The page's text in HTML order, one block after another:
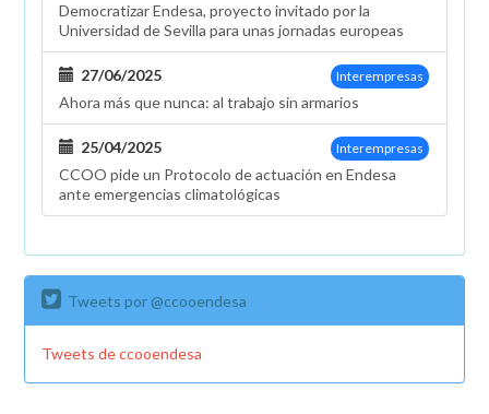
Democratizar Endesa, proyecto invitado por la
Universidad de Sevilla para unas jornadas europeas
Interempresas
27/06/2025
Ahora más que nunca: al trabajo sin armarios
Interempresas
25/04/2025
CCOO pide un Protocolo de actuación en Endesa
ante emergencias climatológicas
Tweets por @ccooendesa
Tweets de ccooendesa